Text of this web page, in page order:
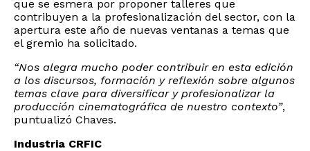
que se esmera por proponer talleres que
contribuyen a la profesionalización del sector, con la
apertura este año de nuevas ventanas a temas que
el gremio ha solicitado.
“Nos alegra mucho poder contribuir en esta edición
a los discursos, formación y reflexión sobre algunos
temas clave para diversificar y profesionalizar la
producción cinematográfica de nuestro contexto”,
puntualizó Chaves.
Industria CRFIC